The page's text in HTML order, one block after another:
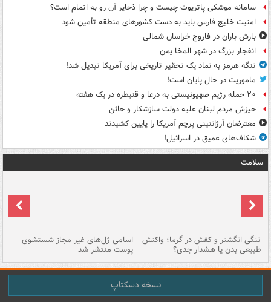
سامانه موشکی پاتریوت چیست و چرا ذخایر آن رو به اتمام است؟
امنیت خلیج فارس باید به دست کشورهای منطقه تأمین شود
بارش باران در فاروج خراسان شمالی
انفجار بزرگ در شهر المخا یمن
تنگه هرمز به نماد یک تحقیر تاریخی برای آمریکا تبدیل شد!
ماموریت در حال پایان است!
۲۰ حمله رژیم صهیونیستی به درعا و قنیطره در یک هفته
خیزش مردم لبنان علیه دولت سازشکار و خائن
معترضان آرژانتینی پرچم آمریکا را پایین کشیدند
شکاف‌های عمیق در اسرائیل!
سلامت
تنگی انگشتر و کفش در گرما؛ واکنش
طبیعی بدن یا هشدار جدی؟
اسامی ژل‌های غیر مجاز شستشوی
پوست منتشر شد
نسخه دسکتاپ